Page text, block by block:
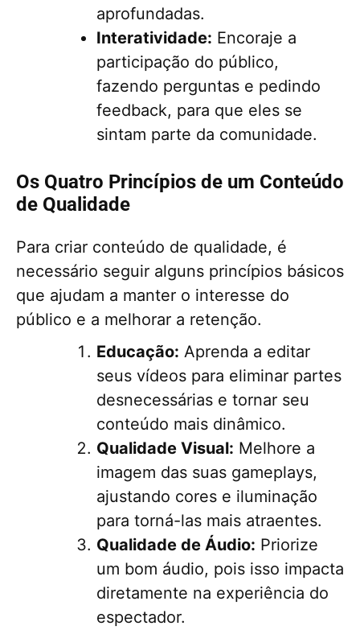
aprofundadas.
Interatividade: Encoraje a
participação do público,
fazendo perguntas e pedindo
feedback, para que eles se
sintam parte da comunidade.
Os Quatro Princípios de um Conteúdo
de Qualidade
Para criar conteúdo de qualidade, é
necessário seguir alguns princípios básicos
que ajudam a manter o interesse do
público e a melhorar a retenção.
Educação: Aprenda a editar
seus vídeos para eliminar partes
desnecessárias e tornar seu
conteúdo mais dinâmico.
Qualidade Visual: Melhore a
imagem das suas gameplays,
ajustando cores e iluminação
para torná-las mais atraentes.
Qualidade de Áudio: Priorize
um bom áudio, pois isso impacta
diretamente na experiência do
espectador.